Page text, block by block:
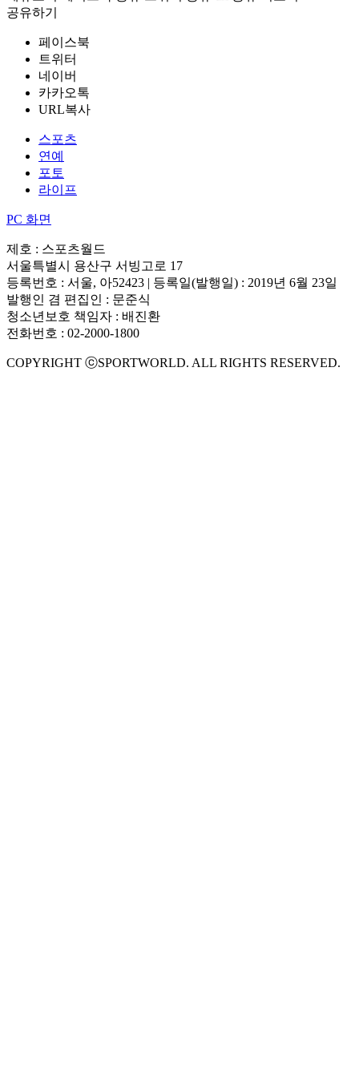
공유하기
페이스북
트위터
네이버
카카오톡
URL복사
스포츠
연예
포토
라이프
PC 화면
제호 : 스포츠월드
서울특별시 용산구 서빙고로 17
등록번호 : 서울, 아52423 | 등록일(발행일) : 2019년 6월 23일
발행인 겸 편집인 : 문준식
청소년보호 책임자 : 배진환
전화번호 : 02-2000-1800
COPYRIGHT ⓒSPORTWORLD. ALL RIGHTS RESERVED.